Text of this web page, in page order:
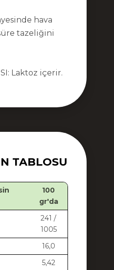
hava
tazeliğini
Laktoz içerir.
TABLOSU
100
gr'da
241 /
1005
16,0
5,42